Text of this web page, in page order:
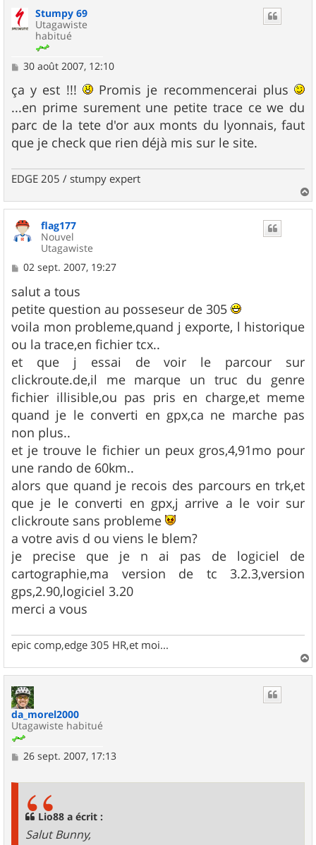
Stumpy 69
Utagawiste
habitué
M
s
s
a
g
e
30 août 2007, 12:10
ça y est !!!
Promis je recommencerai plus
...en prime surement une petite trace ce we du
parc de la tete d'or aux monts du lyonnais, faut
que je check que rien déjà mis sur le site.
EDGE 205 / stumpy expert
a
flag177
Nouvel
Utagawiste
M
s
s
a
g
e
02 sept. 2007, 19:27
salut a tous
petite question au posseseur de 305
voila mon probleme,quand j exporte, l historique
ou la trace,en fichier tcx..
et que j essai de voir le parcour sur
clickroute.de,il me marque un truc du genre
fichier illisible,ou pas pris en charge,et meme
quand je le converti en gpx,ca ne marche pas
non plus..
et je trouve le fichier un peux gros,4,91mo pour
une rando de 60km..
alors que quand je recois des parcours en trk,et
que je le converti en gpx,j arrive a le voir sur
clickroute sans probleme
a votre avis d ou viens le blem?
je precise que je n ai pas de logiciel de
cartographie,ma version de tc 3.2.3,version
gps,2.90,logiciel 3.20
merci a vous
epic comp,edge 305 HR,et moi...
a
da_morel2000
Utagawiste habitué
M
26 sept. 2007, 17:13
Lio88 a écrit :
Salut Bunny,